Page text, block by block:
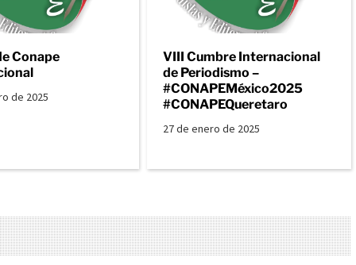
Conape
de 2025
VIII Cumbre Internacional
de Periodismo –
#CONAPEMéxico2025
#CONAPEQueretaro
27 de enero de 2025